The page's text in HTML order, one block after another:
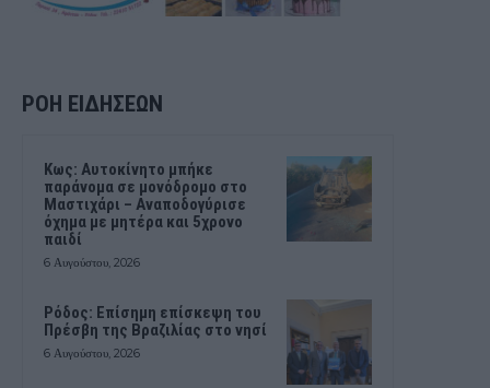
ΡΟΗ ΕΙΔΗΣΕΩΝ
Kως: Αυτοκίνητο μπήκε
παράνομα σε μονόδρομο στο
Μαστιχάρι – Αναποδογύρισε
όχημα με μητέρα και 5χρονο
παιδί
6 Αυγούστου, 2026
Ρόδος: Επίσημη επίσκεψη του
Πρέσβη της Βραζιλίας στο νησί
6 Αυγούστου, 2026